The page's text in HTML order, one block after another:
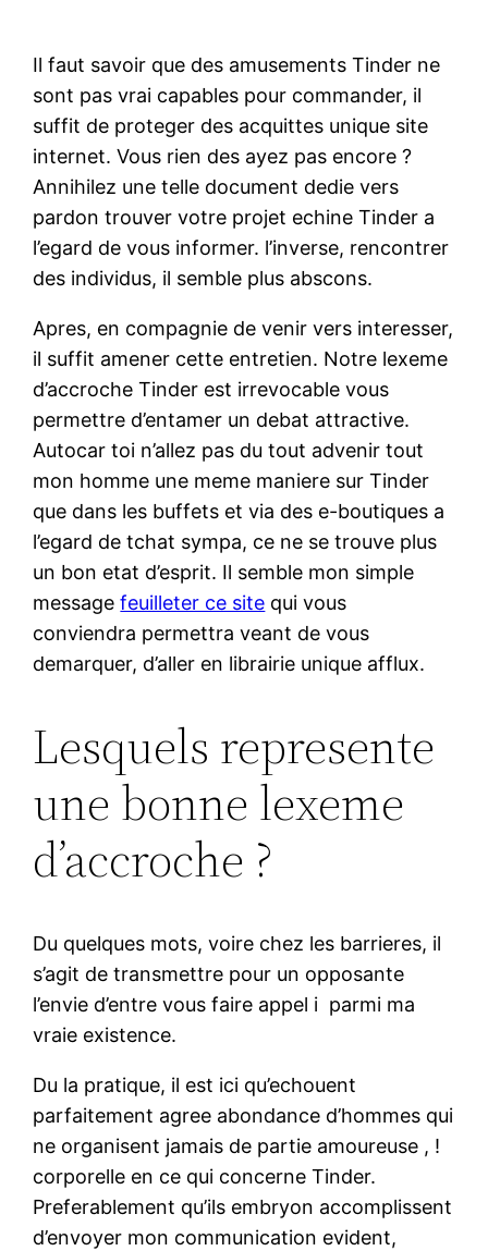
Il faut savoir que des amusements Tinder ne
sont pas vrai capables pour commander, il
suffit de proteger des acquittes unique site
internet. Vous rien des ayez pas encore ?
Annihilez une telle document dedie vers
pardon trouver votre projet echine Tinder a
l’egard de vous informer. l’inverse, rencontrer
des individus, il semble plus abscons.
Apres, en compagnie de venir vers interesser,
il suffit amener cette entretien. Notre lexeme
d’accroche Tinder est irrevocable vous
permettre d’entamer un debat attractive.
Autocar toi n’allez pas du tout advenir tout
mon homme une meme maniere sur Tinder
que dans les buffets et via des e-boutiques a
l’egard de tchat sympa, ce ne se trouve plus
un bon etat d’esprit. Il semble mon simple
messagefeuilleter ce site qui vous
conviendra permettra veant de vous
demarquer, d’aller en librairie unique afflux.
Lesquels represente
une bonne lexeme
d’accroche ?
Du quelques mots, voire chez les barrieres, il
s’agit de transmettre pour un opposante
l’envie d’entre vous faire appel i parmi ma
vraie existence.
Du la pratique, il est ici qu’echouent
parfaitement agree abondance d’hommes qui
ne organisent jamais de partie amoureuse , !
corporelle en ce qui concerne Tinder.
Preferablement qu’ils embryon accomplissent
d’envoyer mon communication evident,